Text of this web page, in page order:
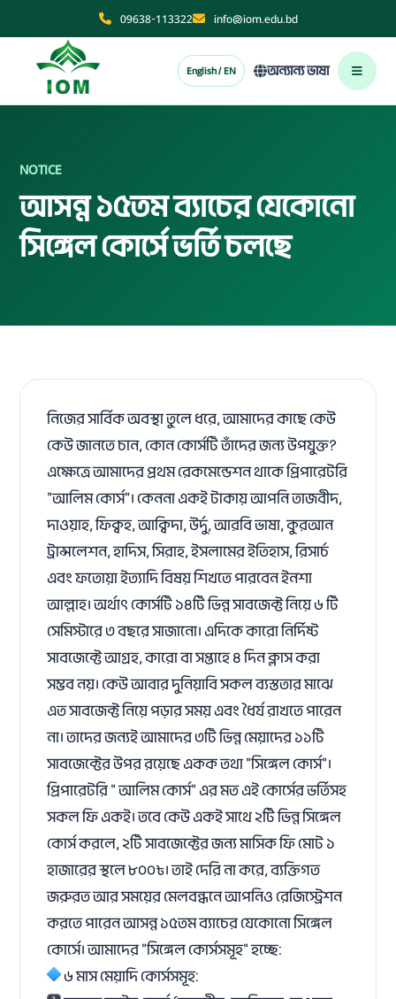
09638-113322 info@iom.edu.bd
English / EN অন্যান্য ভাষা
NOTICE
আসন্ন ১৫তম ব্যাচের যেকোনো
সিঙ্গেল কোর্সে ভর্তি চলছে
নিজের সার্বিক অবস্থা তুলে ধরে, আমাদের কাছে কেউ
কেউ জানতে চান, কোন কোর্সটি তাঁদের জন্য উপযুক্ত?
এক্ষেত্রে আমাদের প্রথম রেকমেন্ডেশন থাকে প্রিপারেটরি
"আলিম কোর্স"। কেননা একই টাকায় আপনি তাজবীদ,
দাওয়াহ, ফিক্বহ, আক্বিদা, উর্দু, আরবি ভাষা, কুরআন
ট্রান্সলেশন, হাদিস, সিরাহ, ইসলামের ইতিহাস, রিসার্চ
এবং ফতোয়া ইত্যাদি বিষয় শিখতে পারবেন ইনশা
আল্লাহ। অর্থাৎ কোর্সটি ১৪টি ভিন্ন সাবজেক্ট নিয়ে ৬ টি
সেমিস্টারে ৩ বছরে সাজানো। এদিকে কারো নির্দিষ্ট
সাবজেক্টে আগ্রহ, কারো বা সপ্তাহে ৪ দিন ক্লাস করা
সম্ভব নয়। কেউ আবার দুনিয়াবি সকল ব্যস্ততার মাঝে
এত সাবজেক্ট নিয়ে পড়ার সময় এবং ধৈর্য রাখতে পারেন
না। তাদের জন্যই আমাদের ৩টি ভিন্ন মেয়াদের ১১টি
সাবজেক্টের উপর রয়েছে একক তথা "সিঙ্গেল কোর্স"।
প্রিপারেটরি " আলিম কোর্স" এর মত এই কোর্সের ভর্তিসহ
সকল ফি একই। তবে কেউ একই সাথে ২টি ভিন্ন সিঙ্গেল
কোর্স করলে, ২টি সাবজেক্টের জন্য মাসিক ফি মোট ১
হাজারের স্থলে ৮০০৳। তাই দেরি না করে, ব্যক্তিগত
জরুরত আর সময়ের মেলবন্ধনে আপনিও রেজিস্ট্রেশন
করতে পারেন আসন্ন ১৫তম ব্যাচের যেকোনো সিঙ্গেল
কোর্সে। আমাদের "সিঙ্গেল কোর্সসমূহ" হচ্ছে:
৬ মাস মেয়াদি কোর্সসমূহ: